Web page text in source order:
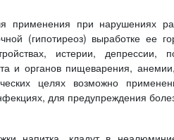
применения при нарушениях
(гипотиреоз) выработке ее
истерии, депрессии,
и органов пищеварения,
целях возможно
для предупреждения